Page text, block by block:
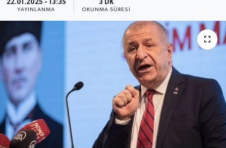
22.01.2025 - 13:35
YAYINLANMA
3 DK
OKUNMA SÜRESI